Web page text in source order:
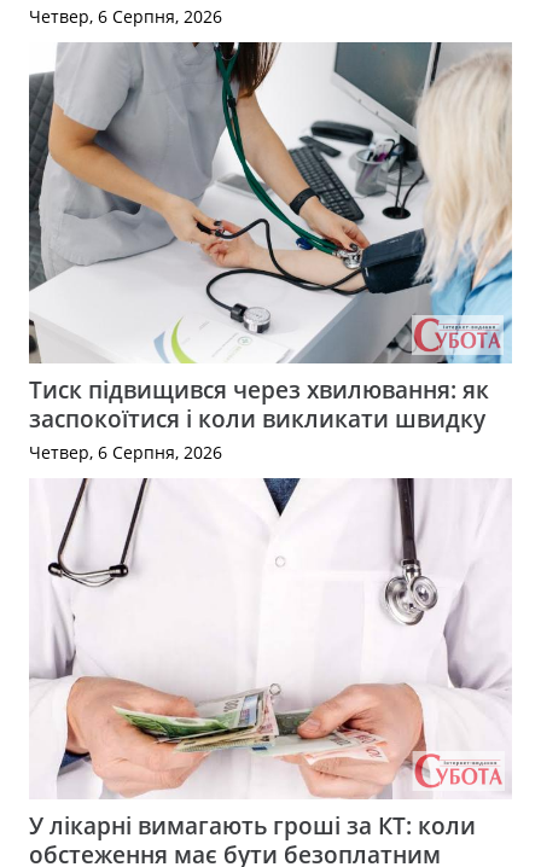
Четвер, 6 Серпня, 2026
Тиск підвищився через хвилювання: як
заспокоїтися і коли викликати швидку
Четвер, 6 Серпня, 2026
У лікарні вимагають гроші за КТ: коли
обстеження має бути безоплатним